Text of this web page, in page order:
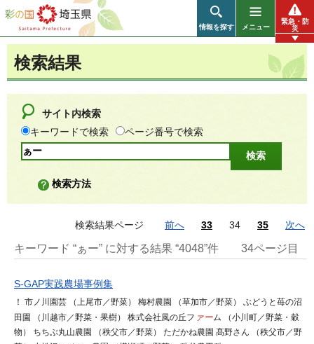
彩の国 埼玉県
情報を探す メニュー
緊急・防
災
検索結果
サイト内検索
キーワードで検索
ページ番号で検索
検索方法
検索結果ページ 前へ 33 34 35 次へ
キーワード “ぁー” に対する結果 “4048”件 34ページ目
S-GAP実践農場事例集
！ 市ノ川園芸 （上尾市／野菜） 梅村農園 （草加市／野菜） ぶどうと苺の沼
田園 （川越市／野菜・果樹） 株式会社風の丘フ ァーム （小川町／野菜・穀
物） ちちぶ丸山農園 （秩父市／野菜） ただかね農園 髙野さん （秩父市／野